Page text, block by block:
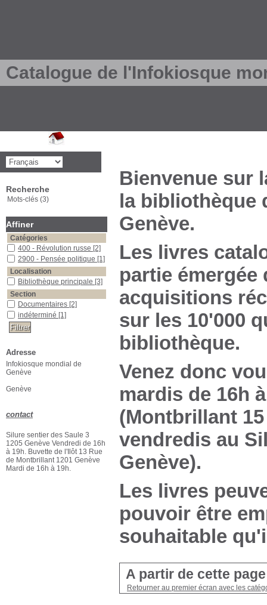
Catalogue de l'Infokiosque
Bienvenue sur
la bibliothèque
Genève.
Les livres
partie
acquisitions
sur les 10'000
bibliothèque.
Venez donc
mardis de 16h
(Montbrillant
vendredis au
Genève).
Les livres
pouvoir être
souhaitable
A partir de cette
Retourner au premier écran avec les
Recherche
Mots-clés (3)
Affiner
Catégories
400 - Révolution russe [2]
2900 - Pensée politique [1]
Localisation
Bibliothèque principale [3]
Section
Documentaires [2]
indéterminé [1]
Adresse
Infokiosque mondial de
Genève
Genève
contact
Silure sentier des Saule 3
1205 Genève Vendredi de 16h
à 19h. Buvette de l'Ilôt 13 Rue
de Montbrillant 1201 Genève
Mardi de 16h à 19h.